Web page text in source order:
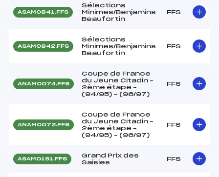
ASAM0841.FFS
Sélections
Minimes/Benjamins
Beaufortin
FFS
ASAM0842.FFS
Sélections
Minimes/Benjamins
Beaufortin
FFS
ANAM0074.FFS
Coupe de France
du Jeune Citadin –
2ème étape –
(94/95) – (96/97)
FFS
ANAM0072.FFS
Coupe de France
du Jeune Citadin –
2ème étape –
(94/95) – (96/97)
FFS
ASAM0151.FFS
Grand Prix des
Saisies
FFS